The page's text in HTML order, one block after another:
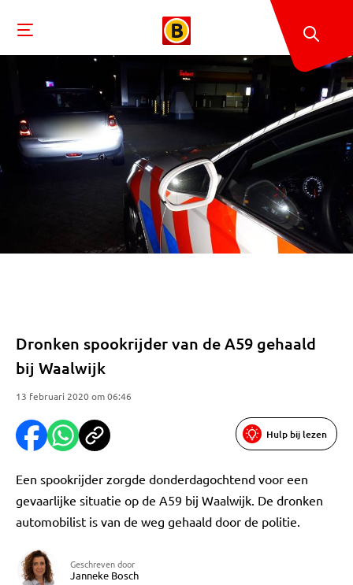
Dronken spookrijder van de A59 gehaald
bij Waalwijk
13 februari 2020 om 06:46
Hulp bij lezen
Een spookrijder zorgde donderdagochtend voor een
gevaarlijke situatie op de A59 bij Waalwijk. De dronken
automobilist is van de weg gehaald door de politie.
Geschreven door
Janneke Bosch